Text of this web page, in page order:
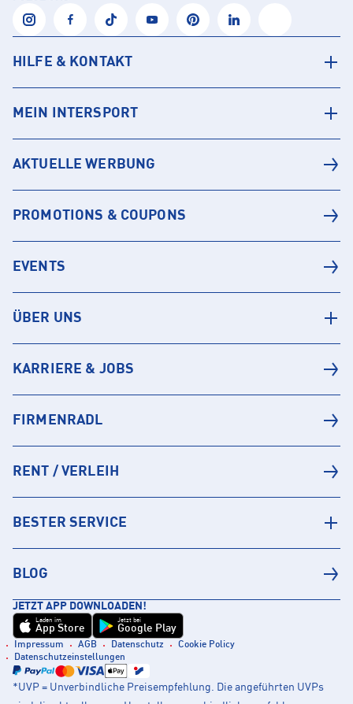
HILFE & KONTAKT
MEIN INTERSPORT
AKTUELLE WERBUNG
PROMOTIONS & COUPONS
EVENTS
ÜBER UNS
KARRIERE & JOBS
FIRMENRADL
RENT / VERLEIH
BESTER SERVICE
BLOG
JETZT APP DOWNLOADEN!
Laden im
App Store
Jetzt bei
Google Play
Impressum AGB Datenschutz
Cookie Policy
Datenschutzeinstellungen
*UVP = Unverbindliche Preisempfehlung. Die angeführten UVPs